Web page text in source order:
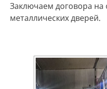
Заключаем договора на
металлических дверей.